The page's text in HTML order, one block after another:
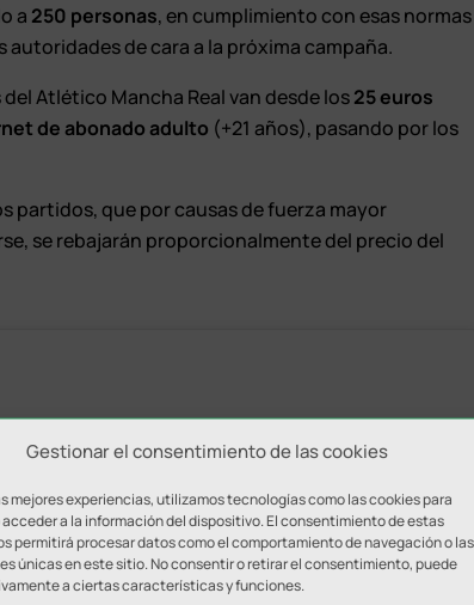
Gestionar el consentimiento de las cookies
mejores experiencias, utilizamos tecnologías como las cookies para
a la información del dispositivo. El consentimiento de estas
permitirá procesar datos como el comportamiento de navegación o las
únicas en este sitio. No consentir o retirar el consentimiento, puede
a ciertas características y funciones.
a 250 personas, en cumplimiento con esas normas
de cara a la próxima campaña.
Atlético Mancha Real van desde los25 euros
de abonado adulto (+21 años), pasando por los
partidos, que por causas de fuerza mayor
se rebajarán proporcionalmente del precio del